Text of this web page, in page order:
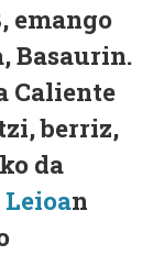
emango
Basaurin.
Caliente
berriz,
da
n